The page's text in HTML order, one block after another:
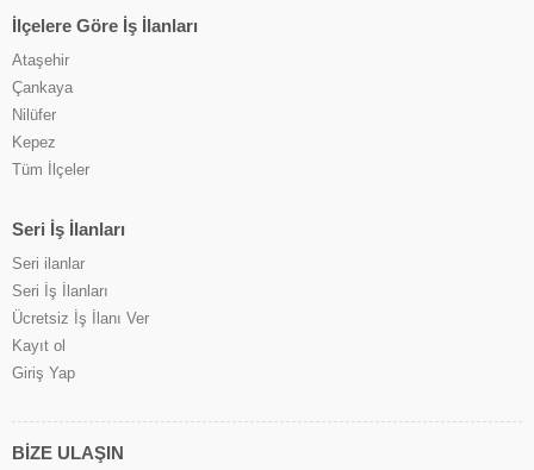
İlçelere Göre İş İlanları
Ataşehir
Çankaya
Nilüfer
Kepez
Tüm İlçeler
Seri İş İlanları
Seri ilanlar
Seri İş İlanları
Ücretsiz İş İlanı Ver
Kayıt ol
Giriş Yap
BİZE ULAŞIN